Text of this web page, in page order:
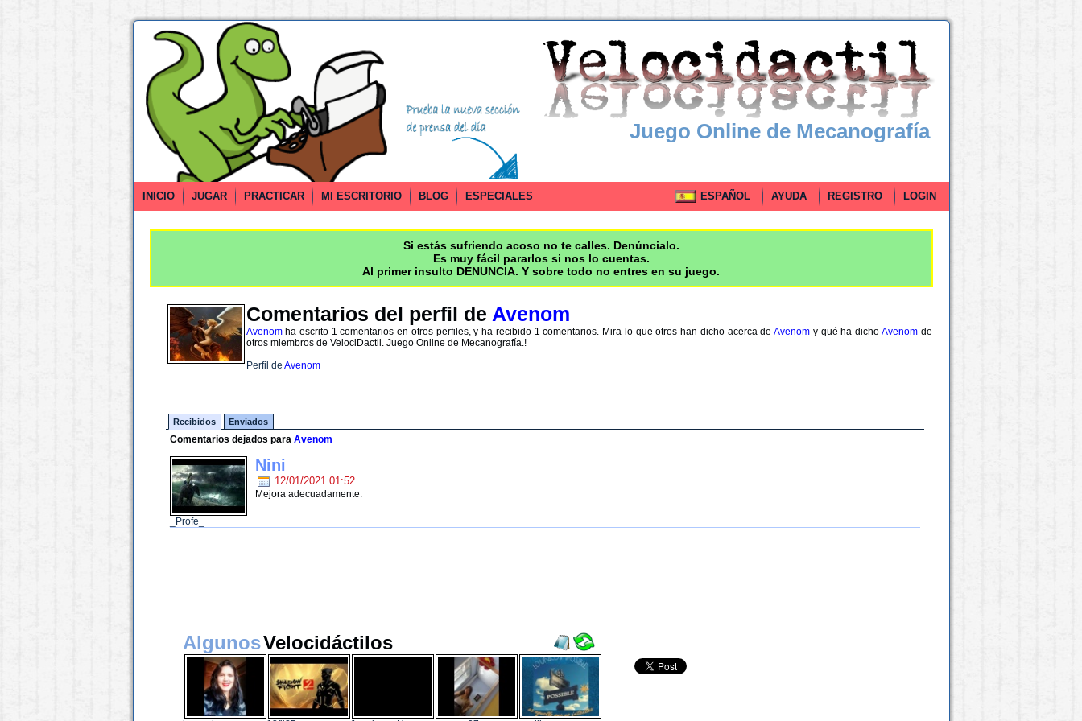
Juego Online de Mecanografía
INICIO JUGAR PRACTICAR MI ESCRITORIO BLOG ESPECIALES ESPAÑOL AYUDA REGISTRO LOGIN
Si estás sufriendo acoso no te calles. Denúncialo.
Es muy fácil pararlos si nos lo cuentas.
Al primer insulto DENUNCIA. Y sobre todo no entres en su juego.
Comentarios del perfil de Avenom
Avenomha escrito 1 comentarios en otros perfiles, y ha recibido 1 comentarios. Mira lo que otros han dicho acerca deAvenom y qué ha dicho Avenomde
otros miembros de VelociDactil. Juego Online de Mecanografía.!
Perfil de Avenom
Recibidos Enviados
Comentarios dejados para Avenom
_Profe_
Nini
12/01/2021 01:52
Mejora adecuadamente.
AlgunosVelocidáctilos